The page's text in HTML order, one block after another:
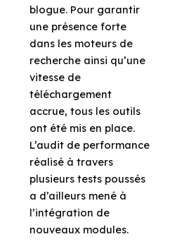
blogue. Pour garantir
une présence forte
dans les moteurs de
recherche ainsi qu’une
vitesse de
téléchargement
accrue, tous les outils
ont été mis en place.
L’audit de performance
réalisé à travers
plusieurs tests poussés
a d’ailleurs mené à
l’intégration de
nouveaux modules.